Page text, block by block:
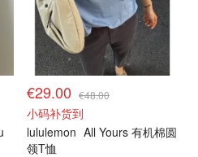
€29.00 €48.00
小码补货到
lululemon All Yours 有机棉圆
领T恤